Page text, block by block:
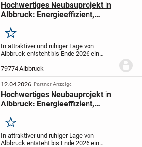
Hochwertiges Neubauprojekt in
Albbruck: Energieeffizient,
familienfreundlich
Merken
In attraktiver und ruhiger Lage von
Albbruck entsteht bis Ende 2026 ein
Hauensteiner Straße 52. Dieses moderne
Mehrfamilienhaus bietet insgesamt neun
hochwertig...
79774 Albbruck
12.04.2026 Partner-Anzeige
Hochwertiges Neubauprojekt in
Albbruck: Energieeffizient,
familienfreundlich
Merken
In attraktiver und ruhiger Lage von
Albbruck entsteht bis Ende 2026 ein